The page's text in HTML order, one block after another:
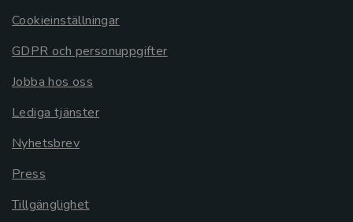
Cookieinställningar
GDPR och personuppgifter
Jobba hos oss
Lediga tjänster
Nyhetsbrev
Press
Tillgänglighet